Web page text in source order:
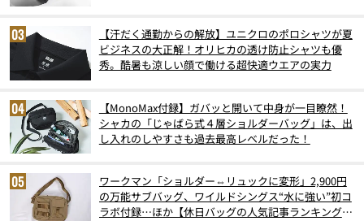
【汗だく通勤からの解放】ユニクロのポロシャツが夏
ビジネスの大正解！オリヒカの透け防止シャツも優
秀。酷暑も涼しい顔で働ける超快適ウエアの実力
【MonoMax付録】ガバッと開いて中身が一目瞭然！
シャカの「じゃばら式４層ショルダーバッグ」は、出
し入れのしやすさも過去最高レベルだった！
ワークマン「ショルダー⇔リュックに変形」2,900円
の万能サブバッグ、ワイルドシングス“水に強い”初コ
ラボ付録…ほか【休日バッグの人気記事ランキングベ